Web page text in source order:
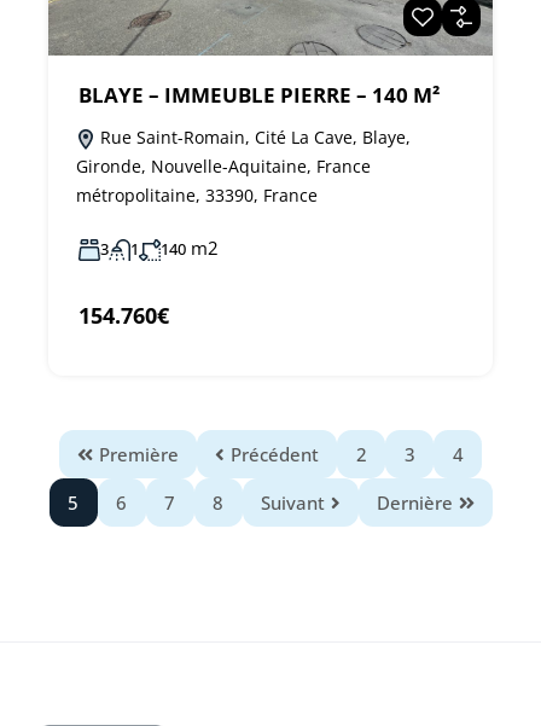
BLAYE – IMMEUBLE PIERRE – 140 M²
Rue Saint-Romain, Cité La Cave, Blaye,
Gironde, Nouvelle-Aquitaine, France
métropolitaine, 33390, France
3 1 140 m2
154.760€
Première Précédent 2 3
4
5
6 7 8 Suivant Dernière